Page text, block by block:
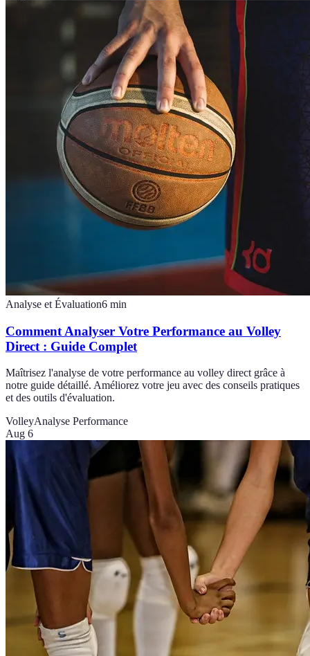
Analyse et Évaluation6 min
Comment Analyser Votre Performance au Volley
Direct : Guide Complet
Maîtrisez l'analyse de votre performance au volley direct grâce à
notre guide détaillé. Améliorez votre jeu avec des conseils pratiques
et des outils d'évaluation.
VolleyAnalyse Performance
Aug 6